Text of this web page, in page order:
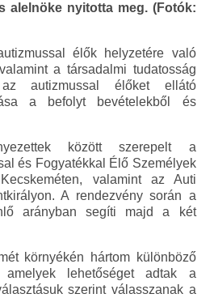
alelnöke nyitotta meg. (Fotók:
élők helyzetére való
a társadalmi tudatosság
autizmussal élőket ellátó
a befolyt bevételekből és
között szerepelt a
és Fogyatékkal Élő Személyek
valamint az Auti
A rendezvény során a
arányban segíti majd a két
környékén hártom különböző
lehetőséget adtak a
szerint válasszanak a